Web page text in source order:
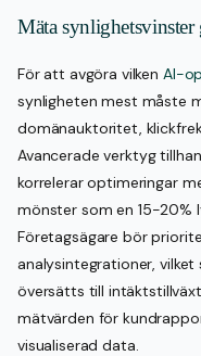
Mäta
För att avgöra vilken AI-
synligheten mest måste
domänauktoritet,
Avancerade verktyg
korrelerar optimeringar
mönster som en 15-20%
Företagsägare bör
analysintegrationer,
översätts till
mätvärden för
visualiserad data.